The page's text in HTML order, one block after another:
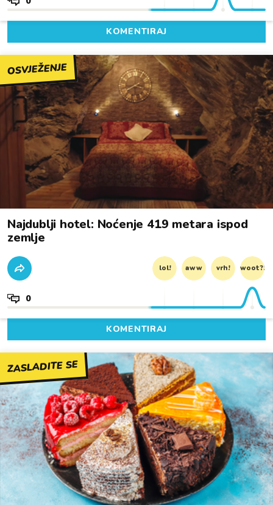
KOMENTIRAJ
OSVJEŽENJE
Najdublji hotel: Noćenje 419 metara ispod
zemlje
lol! aww vrh! woot?!
0
KOMENTIRAJ
ZASLADITE SE